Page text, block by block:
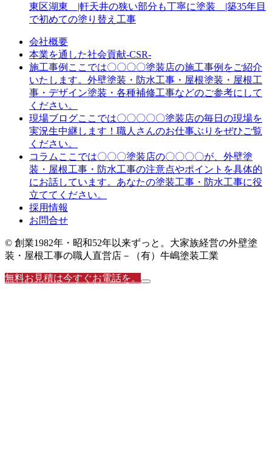
東区湖東 |軒天井の狭い部分も丁寧に塗装 |築35年目
で初めての塗り替え工事
会社概要
本業を通した社会貢献-CSR-
施工事例 ここでは〇〇〇〇塗装店の施工事例をご紹介
いたします。外壁塗装・防水工事・屋根塗装・屋根工
事・デザイン塗装・各種補修工事などのご参考にして
ください。
現場ブログここでは〇〇〇〇〇塗装店の毎日の現場を
実況生中継します！職人さんのお仕事ぶりをぜひご覧
ください。
コラム ここでは〇〇〇塗装店の〇〇〇〇が、外壁塗
装・屋根工事・防水工事の注意点やポイントを具体的
にお話しています。あなたの塗装工事・防水工事に役
立ててください。
採用情報
お問合せ
© 創業1982年・昭和52年以来ずっと。大家族経営の外壁塗
装・屋根工事の職人直営店－（有）牛嶋塗装工業
無料お見積は今すぐお電話を。